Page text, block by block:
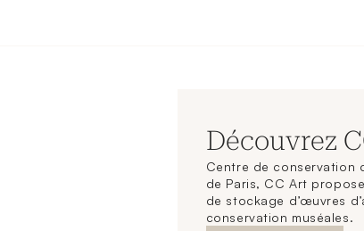
Découvrez
Centre de conservation
de Paris, CC Art
de stockage d’œuvres
conservation muséales.